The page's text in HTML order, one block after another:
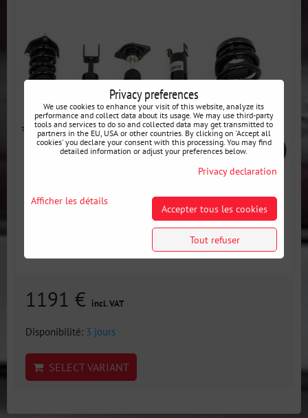
1191 € incl. VAT
Disponibilité: 3 jours
SELECT VARIANT
Privacy preferences
We use cookies to enhance your visit of this website, analyze its
performance and collect data about its usage. We may use third-party
tools and services to do so and collected data may get transmitted to
partners in the EU, USA or other countries. By clicking on 'Accept all
cookies' you declare your consent with this processing. You may find
detailed information or adjust your preferences below.
Privacy declaration
Afficher les détails
Accepter tous les cookies
Tout refuser